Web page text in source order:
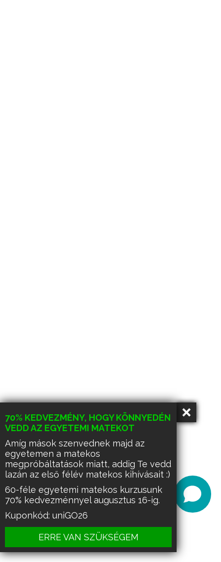
70% KEDVEZMÉNY, HOGY KÖNNYEDÉN
VEDD AZ EGYETEMI MATEKOT
Amíg mások szenvednek majd az
egyetemen a matekos
megpróbáltatások miatt, addig Te vedd
lazán az első félév matekos kihívásait :)
60-féle egyetemi matekos kurzusunk
70% kedvezménnyel augusztus 16-ig.
Kuponkód: uniGO26
ERRE VAN SZÜKSÉGEM